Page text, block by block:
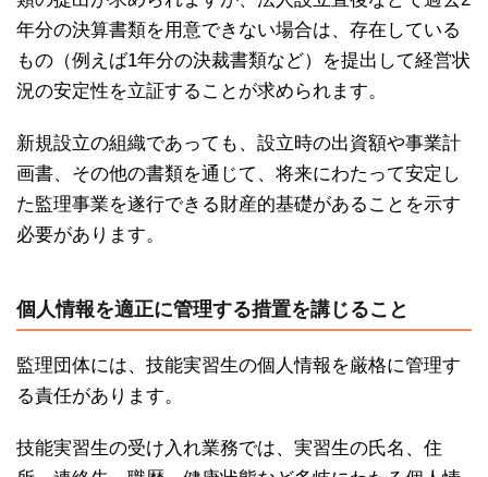
年分の決算書類を用意できない場合は、存在している
もの（例えば1年分の決裁書類など）を提出して経営状
況の安定性を立証することが求められます。
新規設立の組織であっても、設立時の出資額や事業計
画書、その他の書類を通じて、将来にわたって安定し
た監理事業を遂行できる財産的基礎があることを示す
必要があります。
個人情報を適正に管理する措置を講じること
監理団体には、技能実習生の個人情報を厳格に管理す
る責任があります。
技能実習生の受け入れ業務では、実習生の氏名、住